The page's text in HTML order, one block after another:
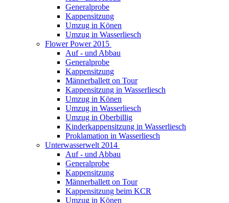
Generalprobe
Kappensitzung
Umzug in Könen
Umzug in Wasserliesch
Flower Power 2015
Auf - und Abbau
Generalprobe
Kappensitzung
Männerballett on Tour
Kappensitzung in Wasserliesch
Umzug in Könen
Umzug in Wasserliesch
Umzug in Oberbillig
Kinderkappensitzung in Wasserliesch
Proklamation in Wasserliesch
Unterwasserwelt 2014
Auf - und Abbau
Generalprobe
Kappensitzung
Männerballett on Tour
Kappensitzung beim KCR
Umzug in Könen